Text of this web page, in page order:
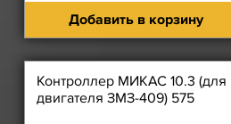
Добавить в корзину
Контроллер МИКАС 10.3 (для
двигателя ЗМЗ-409) 575